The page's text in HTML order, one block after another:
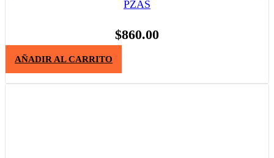
PZAS
$860.00
AÑADIR AL CARRITO